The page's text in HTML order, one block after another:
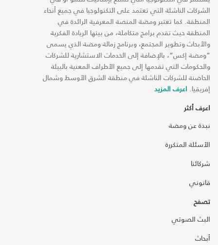
الشركات الناشئة التي تعتمد على التكنولوجيا في جميع أنحاء
المنطقة. كما تعتبر ومضة المنصة المعرفية الرائدة في
المنطقة حيث تقدم برامج متكاملة، من بينها الريادة الفكرية
والأبحاث وتطوير المجتمع، وبرنامج زمالة ومضة الذي يسمى
“ومضة إكس“، بالإضافة إلى الخدمات الاستشارية للشركات
والحكومات التي تقدمها إلى جميع الأطراف المعنية بالبيئة
الحاضنة للشركات الناشئة في منطقة الشرق الأوسط وشمال
إفريقيا. اعرف المزيد
اعرف أكثر
نبذة عن ومضة
الأسئلة المتكررة
شركائنا
قانوني
تصفح
البث الصوتي
أبحاث